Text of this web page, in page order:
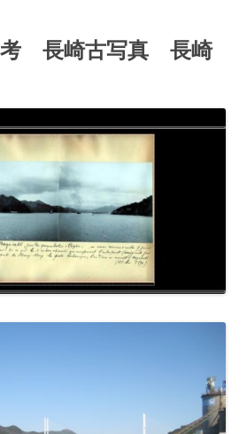
ス
キ
考 長崎古写真 長崎